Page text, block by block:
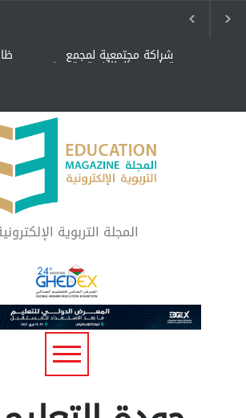
شراكة مجتمعية لمجمع
تعليمي بالطائف تستهدف
"كنت
لماذا
فضول؟
المجلة التربوية